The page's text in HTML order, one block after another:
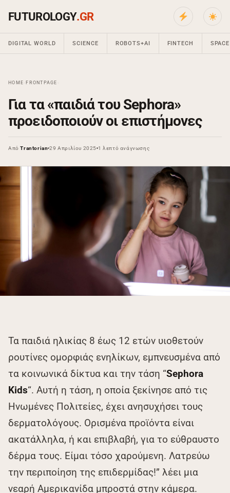
FUTUROLOGY.GR
DIGITAL WORLD SCIENCE ROBOTS+AI FINTECH SPACE
HOME FRONTPAGE
Για τα «παιδιά του Sephora»
προειδοποιούν οι επιστήμονες
ΑπόTrantorian 29 Απριλίου 2025 1 λεπτό ανάγνωσης
Τα παιδιά ηλικίας 8 έως 12 ετών υιοθετούν
ρουτίνες ομορφιάς ενηλίκων, εμπνευσμένα από
τα κοινωνικά δίκτυα και την τάση “Sephora
Kids“. Αυτή η τάση, η οποία ξεκίνησε από τις
Ηνωμένες Πολιτείες, έχει ανησυχήσει τους
δερματολόγους. Ορισμένα προϊόντα είναι
ακατάλληλα, ή και επιβλαβή, για το εύθραυστο
δέρμα τους. Είμαι τόσο χαρούμενη. Λατρεύω
την περιποίηση της επιδερμίδας!” λέει μια
νεαρή Αμερικανίδα μπροστά στην κάμερα.